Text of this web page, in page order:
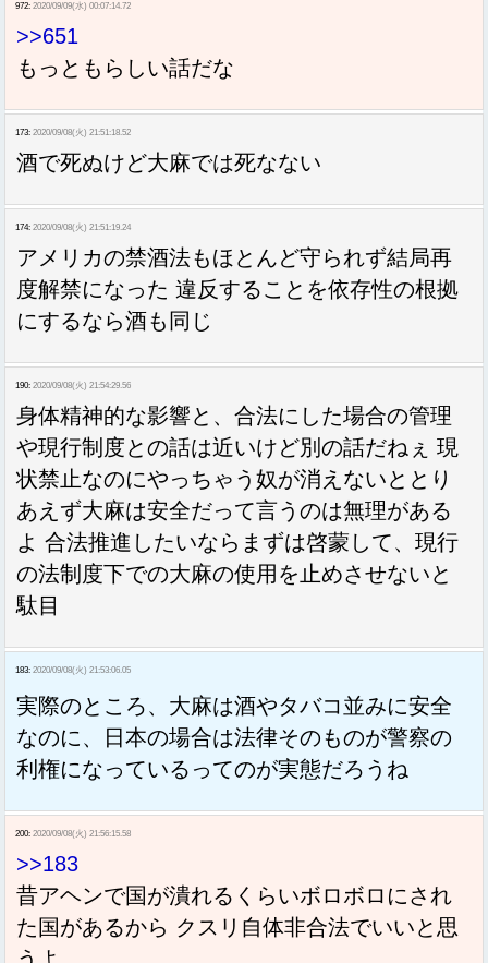
972: 2020/09/09(水) 00:07:14.72
>>651
もっともらしい話だな
173: 2020/09/08(火) 21:51:18.52
酒で死ぬけど大麻では死なない
174: 2020/09/08(火) 21:51:19.24
アメリカの禁酒法もほとんど守られず結局再
度解禁になった 違反することを依存性の根拠
にするなら酒も同じ
190: 2020/09/08(火) 21:54:29.56
身体精神的な影響と、合法にした場合の管理
や現行制度との話は近いけど別の話だねぇ 現
状禁止なのにやっちゃう奴が消えないととり
あえず大麻は安全だって言うのは無理がある
よ 合法推進したいならまずは啓蒙して、現行
の法制度下での大麻の使用を止めさせないと
駄目
183: 2020/09/08(火) 21:53:06.05
実際のところ、大麻は酒やタバコ並みに安全
なのに、日本の場合は法律そのものが警察の
利権になっているってのが実態だろうね
200: 2020/09/08(火) 21:56:15.58
>>183
昔アヘンで国が潰れるくらいボロボロにされ
た国があるから クスリ自体非合法でいいと思